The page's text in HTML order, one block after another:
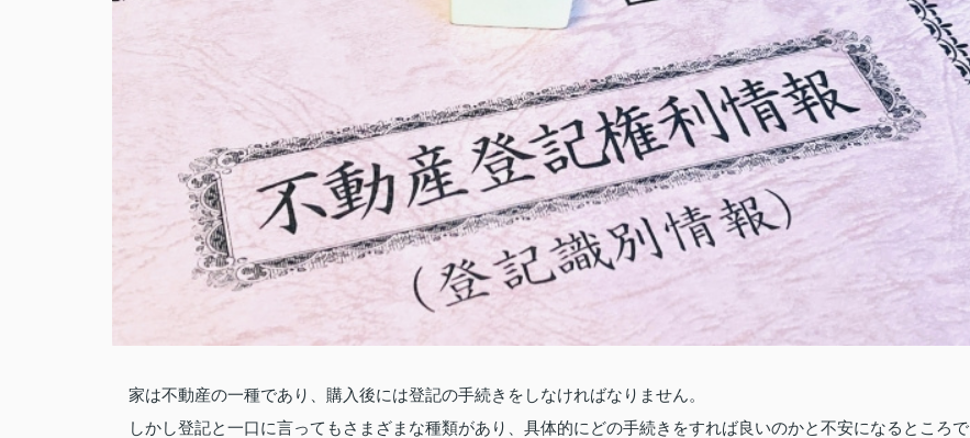
家は不動産の一種であり、購入後には登記の手続きをしなければなりません。
しかし登記と一口に言ってもさまざまな種類があり、具体的にどの手続きをすれば良いのかと不安になるところで